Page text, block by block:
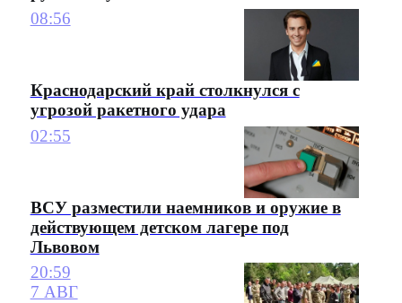
08:56
Краснодарский край столкнулся с
угрозой ракетного удара
02:55
ВСУ разместили наемников и оружие в
действующем детском лагере под
Львовом
20:59
7 АВГ